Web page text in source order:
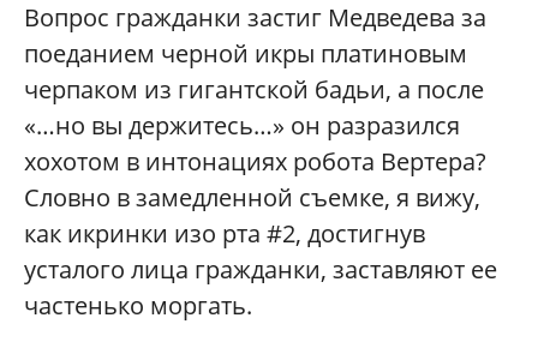
Вопрос гражданки застиг Медведева за
поеданием черной икры платиновым
черпаком из гигантской бадьи, а после
«…но вы держитесь…» он разразился
хохотом в интонациях робота Вертера?
Словно в замедленной съемке, я вижу,
как икринки изо рта #2, достигнув
усталого лица гражданки, заставляют ее
частенько моргать.